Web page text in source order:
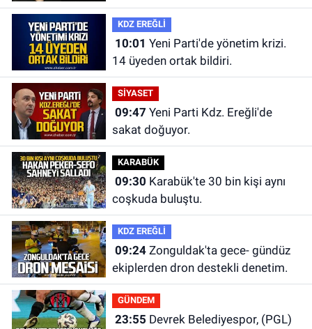
KDZ EREĞLİ
10:01
14 üyeden ortak bildiri.
SİYASET
09:47
sakat doğuyor.
KARABÜK
09:30
coşkuda buluştu.
KDZ EREĞLİ
09:24Zonguldak'ta gece- gündüz
ekiplerden dron destekli denetim.
GÜNDEM
23:55